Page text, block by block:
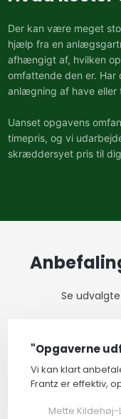
Der kan være meget
hjælp fra en
afhængigt af, hvilken
omfattende den er.
anlægning af have
Uanset opgavens
timepris, og vi
skræddersyet pris til
Se
"Opgaverne
Vi kan klart
Frantz er effektiv,
Mette Kildehøj-